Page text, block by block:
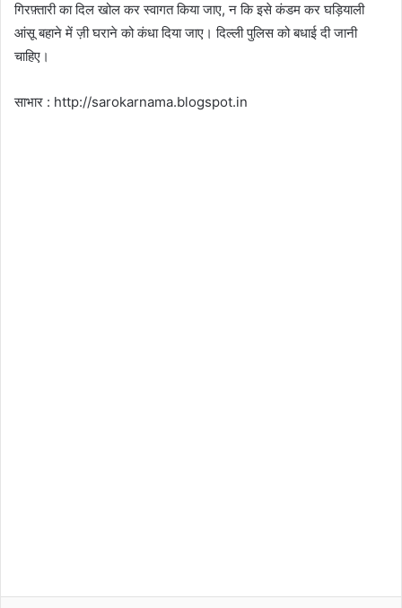
गिरफ़्तारी का दिल खोल कर स्वागत किया जाए, न कि इसे कंडम कर घड़ियाली
आंसू बहाने में ज़ी घराने को कंधा दिया जाए। दिल्ली पुलिस को बधाई दी जानी
चाहिए।
साभार : http://sarokarnama.blogspot.in